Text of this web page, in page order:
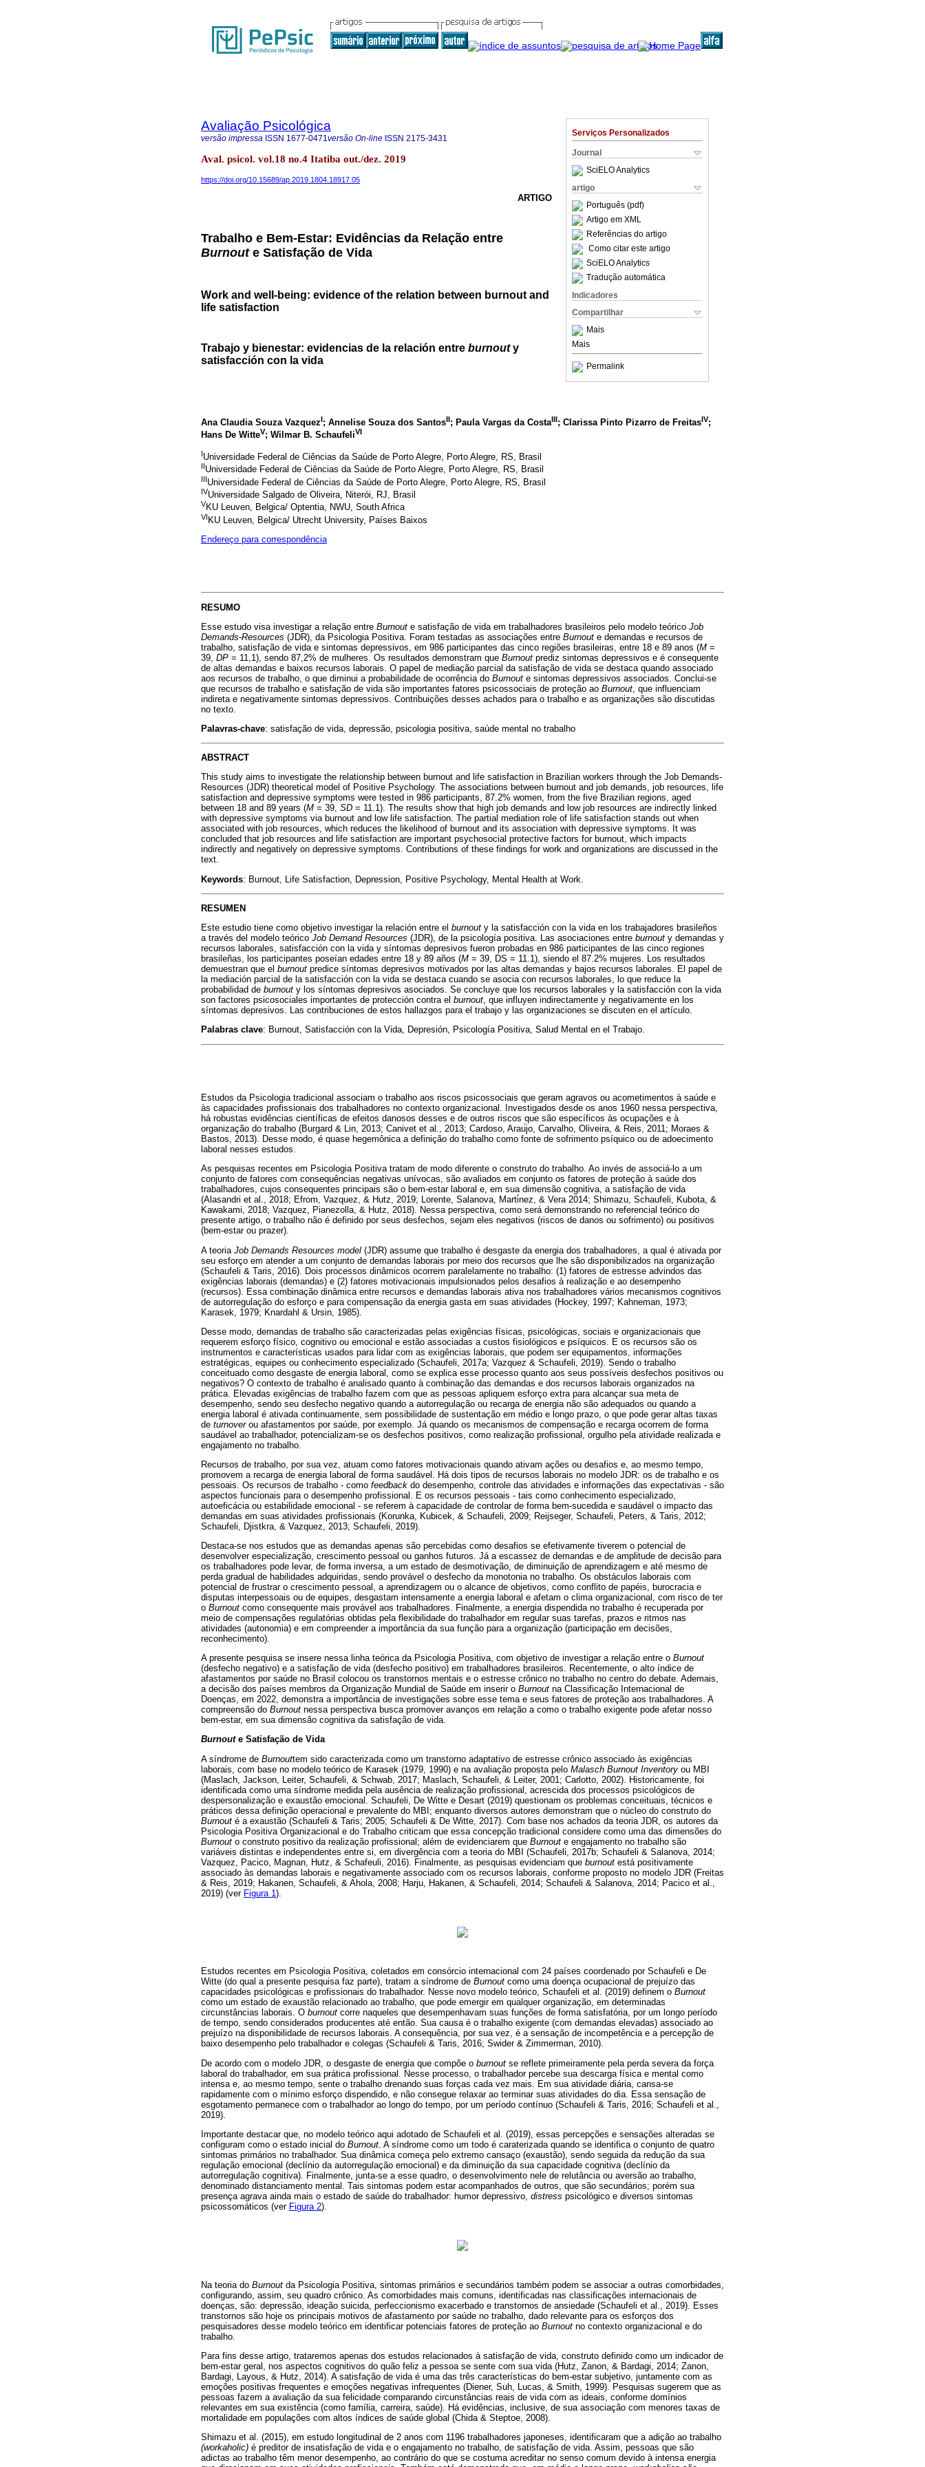
Serviços Personalizados
Journal
SciELO Analytics
artigo
Português (pdf)
Artigo em XML
Referências do artigo
Como citar este artigo
SciELO Analytics
Tradução automática
Indicadores
Compartilhar
Mais
Mais
Permalink
Avaliação Psicológica
versão impressa ISSN 1677-0471versão On-line ISSN 2175-3431
Aval. psicol. vol.18 no.4 Itatiba out./dez. 2019
https://doi.org/10.15689/ap.2019.1804.18917.05
ARTIGO
Trabalho e Bem-Estar: Evidências da Relação entre
Burnoute Satisfação de Vida
Work and well-being: evidence of the relation between burnout and
life satisfaction
Trabajo y bienestar: evidencias de la relación entre burnouty
satisfacción con la vida
Ana Claudia Souza VazquezI; Annelise Souza dos SantosII; Paula Vargas da CostaIII; Clarissa Pinto Pizarro de FreitasIV;
Hans De WitteV; Wilmar B. SchaufeliVI
IUniversidade Federal de Ciências da Saúde de Porto Alegre, Porto Alegre, RS, Brasil
IIUniversidade Federal de Ciências da Saúde de Porto Alegre, Porto Alegre, RS, Brasil
IIIUniversidade Federal de Ciências da Saúde de Porto Alegre, Porto Alegre, RS, Brasil
IVUniversidade Salgado de Oliveira, Niterói, RJ, Brasil
VKU Leuven, Belgica/ Optentia, NWU, South Africa
VIKU Leuven, Belgica/ Utrecht University, Países Baixos
Endereço para correspondência
RESUMO
Esse estudo visa investigar a relação entre Burnout e satisfação de vida em trabalhadores brasileiros pelo modelo teórico Job
Demands-Resources (JDR), da Psicologia Positiva. Foram testadas as associações entre Burnout e demandas e recursos de
trabalho, satisfação de vida e sintomas depressivos, em 986 participantes das cinco regiões brasileiras, entre 18 e 89 anos (M =
39, DP = 11,1), sendo 87,2% de mulheres. Os resultados demonstram que Burnout prediz sintomas depressivos e é consequente
de altas demandas e baixos recursos laborais. O papel de mediação parcial da satisfação de vida se destaca quando associado
aos recursos de trabalho, o que diminui a probabilidade de ocorrência do Burnout e sintomas depressivos associados. Conclui-se
que recursos de trabalho e satisfação de vida são importantes fatores psicossociais de proteção ao Burnout , que influenciam
indireta e negativamente sintomas depressivos. Contribuições desses achados para o trabalho e as organizações são discutidas
no texto.
Palavras-chave: satisfação de vida, depressão, psicologia positiva, saúde mental no trabalho
ABSTRACT
This study aims to investigate the relationship between burnout and life satisfaction in Brazilian workers through the Job Demands-
Resources (JDR) theoretical model of Positive Psychology. The associations between burnout and job demands, job resources, life
satisfaction and depressive symptoms were tested in 986 participants, 87.2% women, from the five Brazilian regions, aged
between 18 and 89 years (M = 39, SD = 11.1). The results show that high job demands and low job resources are indirectly linked
with depressive symptoms via burnout and low life satisfaction. The partial mediation role of life satisfaction stands out when
associated with job resources, which reduces the likelihood of burnout and its association with depressive symptoms. It was
concluded that job resources and life satisfaction are important psychosocial protective factors for burnout, which impacts
indirectly and negatively on depressive symptoms. Contributions of these findings for work and organizations are discussed in the
text.
Keywords: Burnout, Life Satisfaction, Depression, Positive Psychology, Mental Health at Work.
RESUMEN
Este estudio tiene como objetivo investigar la relación entre el burnout y la satisfacción con la vida en los trabajadores brasileños
a través del modelo teórico Job Demand Resources (JDR), de la psicología positiva. Las asociaciones entre burnout y demandas y
recursos laborales, satisfacción con la vida y síntomas depresivos fueron probadas en 986 participantes de las cinco regiones
brasileñas, los participantes poseían edades entre 18 y 89 años (M = 39, DS = 11.1), siendo el 87.2% mujeres. Los resultados
demuestran que el burnout predice síntomas depresivos motivados por las altas demandas y bajos recursos laborales. El papel de
la mediación parcial de la satisfacción con la vida se destaca cuando se asocia con recursos laborales, lo que reduce la
probabilidad de burnout y los síntomas depresivos asociados. Se concluye que los recursos laborales y la satisfacción con la vida
son factores psicosociales importantes de protección contra el burnout, que influyen indirectamente y negativamente en los
síntomas depresivos. Las contribuciones de estos hallazgos para el trabajo y las organizaciones se discuten en el artículo.
Palabras clave: Burnout, Satisfacción con la Vida, Depresión, Psicología Positiva, Salud Mental en el Trabajo.
Estudos da Psicologia tradicional associam o trabalho aos riscos psicossociais que geram agravos ou acometimentos à saúde e
às capacidades profissionais dos trabalhadores no contexto organizacional. Investigados desde os anos 1960 nessa perspectiva,
há robustas evidências científicas de efeitos danosos desses e de outros riscos que são específicos às ocupações e à
organização do trabalho (Burgard & Lin, 2013; Canivet et al., 2013; Cardoso, Araujo, Carvalho, Oliveira, & Reis, 2011; Moraes &
Bastos, 2013). Desse modo, é quase hegemônica a definição do trabalho como fonte de sofrimento psíquico ou de adoecimento
laboral nesses estudos.
As pesquisas recentes em Psicologia Positiva tratam de modo diferente o construto do trabalho. Ao invés de associá-lo a um
conjunto de fatores com consequências negativas unívocas, são avaliados em conjunto os fatores de proteção à saúde dos
trabalhadores, cujos consequentes principais são o bem-estar laboral e, em sua dimensão cognitiva, a satisfação de vida
(Alasandri et al., 2018; Efrom, Vazquez, & Hutz, 2019; Lorente, Salanova, Martinez, & Vera 2014; Shimazu, Schaufeli, Kubota, &
Kawakami, 2018; Vazquez, Pianezolla, & Hutz, 2018). Nessa perspectiva, como será demonstrando no referencial teórico do
presente artigo, o trabalho não é definido por seus desfechos, sejam eles negativos (riscos de danos ou sofrimento) ou positivos
(bem-estar ou prazer).
A teoria Job Demands Resources model (JDR) assume que trabalho é desgaste da energia dos trabalhadores, a qual é ativada por
seu esforço em atender a um conjunto de demandas laborais por meio dos recursos que lhe são disponibilizados na organização
(Schaufeli & Taris, 2016). Dois processos dinâmicos ocorrem paralelamente no trabalho: (1) fatores de estresse advindos das
exigências laborais (demandas) e (2) fatores motivacionais impulsionados pelos desafios à realização e ao desempenho
(recursos). Essa combinação dinâmica entre recursos e demandas laborais ativa nos trabalhadores vários mecanismos cognitivos
de autorregulação do esforço e para compensação da energia gasta em suas atividades (Hockey, 1997; Kahneman, 1973;
Karasek, 1979; Knardahl & Ursin, 1985).
Desse modo, demandas de trabalho são caracterizadas pelas exigências físicas, psicológicas, sociais e organizacionais que
requerem esforço físico, cognitivo ou emocional e estão associadas a custos fisiológicos e psíquicos. E os recursos são os
instrumentos e características usados para lidar com as exigências laborais, que podem ser equipamentos, informações
estratégicas, equipes ou conhecimento especializado (Schaufeli, 2017a; Vazquez & Schaufeli, 2019). Sendo o trabalho
conceituado como desgaste de energia laboral, como se explica esse processo quanto aos seus possíveis desfechos positivos ou
negativos? O contexto de trabalho é analisado quanto à combinação das demandas e dos recursos laborais organizados na
prática. Elevadas exigências de trabalho fazem com que as pessoas apliquem esforço extra para alcançar sua meta de
desempenho, sendo seu desfecho negativo quando a autorregulação ou recarga de energia não são adequados ou quando a
energia laboral é ativada continuamente, sem possibilidade de sustentação em médio e longo prazo, o que pode gerar altas taxas
de turnoverou afastamentos por saúde, por exemplo. Já quando os mecanismos de compensação e recarga ocorrem de forma
saudável ao trabalhador, potencializam-se os desfechos positivos, como realização profissional, orgulho pela atividade realizada e
engajamento no trabalho.
Recursos de trabalho, por sua vez, atuam como fatores motivacionais quando ativam ações ou desafios e, ao mesmo tempo,
promovem a recarga de energia laboral de forma saudável. Há dois tipos de recursos laborais no modelo JDR: os de trabalho e os
pessoais. Os recursos de trabalho - como feedback do desempenho, controle das atividades e informações das expectativas - são
aspectos funcionais para o desempenho profissional. E os recursos pessoais - tais como conhecimento especializado,
autoeficácia ou estabilidade emocional - se referem à capacidade de controlar de forma bem-sucedida e saudável o impacto das
demandas em suas atividades profissionais (Korunka, Kubicek, & Schaufeli, 2009; Reijseger, Schaufeli, Peters, & Taris, 2012;
Schaufeli, Djistkra, & Vazquez, 2013; Schaufeli, 2019).
Destaca-se nos estudos que as demandas apenas são percebidas como desafios se efetivamente tiverem o potencial de
desenvolver especialização, crescimento pessoal ou ganhos futuros. Já a escassez de demandas e de amplitude de decisão para
os trabalhadores pode levar, de forma inversa, a um estado de desmotivação, de diminuição de aprendizagem e até mesmo de
perda gradual de habilidades adquiridas, sendo provável o desfecho da monotonia no trabalho. Os obstáculos laborais com
potencial de frustrar o crescimento pessoal, a aprendizagem ou o alcance de objetivos, como conflito de papéis, burocracia e
disputas interpessoais ou de equipes, desgastam intensamente a energia laboral e afetam o clima organizacional, com risco de ter
o Burnout como consequente mais provável aos trabalhadores. Finalmente, a energia dispendida no trabalho é recuperada por
meio de compensações regulatórias obtidas pela flexibilidade do trabalhador em regular suas tarefas, prazos e ritmos nas
atividades (autonomia) e em compreender a importância da sua função para a organização (participação em decisões,
reconhecimento).
A presente pesquisa se insere nessa linha teórica da Psicologia Positiva, com objetivo de investigar a relação entre o Burnout
(desfecho negativo) e a satisfação de vida (desfecho positivo) em trabalhadores brasileiros. Recentemente, o alto índice de
afastamentos por saúde no Brasil colocou os transtornos mentais e o estresse crônico no trabalho no centro do debate. Ademais,
a decisão dos países membros da Organização Mundial de Saúde em inserir o Burnout na Classificação Internacional de
Doenças, em 2022, demonstra a importância de investigações sobre esse tema e seus fatores de proteção aos trabalhadores. A
compreensão do Burnout nessa perspectiva busca promover avanços em relação a como o trabalho exigente pode afetar nosso
bem-estar, em sua dimensão cognitiva da satisfação de vida.
Burnout e Satisfação de Vida
A síndrome de Burnouttem sido caracterizada como um transtorno adaptativo de estresse crônico associado às exigências
laborais, com base no modelo teórico de Karasek (1979, 1990) e na avaliação proposta pelo Malasch Burnout Inventory ou MBI
(Maslach, Jackson, Leiter, Schaufeli, & Schwab, 2017; Maslach, Schaufeli, & Leiter, 2001; Carlotto, 2002). Historicamente, foi
identificada como uma síndrome medida pela ausência de realização profissional, acrescida dos processos psicológicos de
despersonalização e exaustão emocional. Schaufeli, De Witte e Desart (2019) questionam os problemas conceituais, técnicos e
práticos dessa definição operacional e prevalente do MBI; enquanto diversos autores demonstram que o núcleo do construto do
Burnout é a exaustão (Schaufeli & Taris; 2005; Schaufeli & De Witte, 2017). Com base nos achados da teoria JDR, os autores da
Psicologia Positiva Organizacional e do Trabalho criticam que essa concepção tradicional considere como uma das dimensões do
Burnout o construto positivo da realização profissional; além de evidenciarem que Burnout e engajamento no trabalho são
variáveis distintas e independentes entre si, em divergência com a teoria do MBI (Schaufeli, 2017b; Schaufeli & Salanova, 2014;
Vazquez, Pacico, Magnan, Hutz, & Schafeuli, 2016). Finalmente, as pesquisas evidenciam que burnout está positivamente
associado às demandas laborais e negativamente associado com os recursos laborais, conforme proposto no modelo JDR (Freitas
& Reis, 2019; Hakanen, Schaufeli, & Ahola, 2008; Harju, Hakanen, & Schaufeli, 2014; Schaufeli & Salanova, 2014; Pacico et al.,
2019) (ver Figura 1).
Estudos recentes em Psicologia Positiva, coletados em consórcio internacional com 24 países coordenado por Schaufeli e De
Witte (do qual a presente pesquisa faz parte), tratam a síndrome de Burnout como uma doença ocupacional de prejuízo das
capacidades psicológicas e profissionais do trabalhador. Nesse novo modelo teórico, Schaufeli et al. (2019) definem o Burnout
como um estado de exaustão relacionado ao trabalho, que pode emergir em qualquer organização, em determinadas
circunstâncias laborais. O burnout corre naqueles que desempenhavam suas funções de forma satisfatória, por um longo período
de tempo, sendo considerados producentes até então. Sua causa é o trabalho exigente (com demandas elevadas) associado ao
prejuízo na disponibilidade de recursos laborais. A consequência, por sua vez, é a sensação de incompetência e a percepção de
baixo desempenho pelo trabalhador e colegas (Schaufeli & Taris, 2016; Swider & Zimmerman, 2010).
De acordo com o modelo JDR, o desgaste de energia que compõe o burnout se reflete primeiramente pela perda severa da força
laboral do trabalhador, em sua prática profissional. Nesse processo, o trabalhador percebe sua descarga física e mental como
intensa e, ao mesmo tempo, sente o trabalho drenando suas forças cada vez mais. Em sua atividade diária, cansa-se
rapidamente com o mínimo esforço dispendido, e não consegue relaxar ao terminar suas atividades do dia. Essa sensação de
esgotamento permanece com o trabalhador ao longo do tempo, por um período contínuo (Schaufeli & Taris, 2016; Schaufeli et al.,
2019).
Importante destacar que, no modelo teórico aqui adotado de Schaufeli et al. (2019), essas percepções e sensações alteradas se
configuram como o estado inicial do Burnout . A síndrome como um todo é caraterizada quando se identifica o conjunto de quatro
sintomas primários no trabalhador. Sua dinâmica começa pelo extremo cansaço (exaustão), sendo seguida da redução da sua
regulação emocional (declínio da autorregulação emocional) e da diminuição da sua capacidade cognitiva (declínio da
autorregulação cognitiva). Finalmente, junta-se a esse quadro, o desenvolvimento nele de relutância ou aversão ao trabalho,
denominado distanciamento mental. Tais sintomas podem estar acompanhados de outros, que são secundários; porém sua
presença agrava ainda mais o estado de saúde do trabalhador: humor depressivo, distress psicológico e diversos sintomas
psicossomáticos (ver Figura 2).
Na teoria do Burnout da Psicologia Positiva, sintomas primários e secundários também podem se associar a outras comorbidades,
configurando, assim, seu quadro crônico. As comorbidades mais comuns, identificadas nas classificações internacionais de
doenças, são: depressão, ideação suicida, perfeccionismo exacerbado e transtornos de ansiedade (Schaufeli et al., 2019). Esses
transtornos são hoje os principais motivos de afastamento por saúde no trabalho, dado relevante para os esforços dos
pesquisadores desse modelo teórico em identificar potenciais fatores de proteção ao Burnout no contexto organizacional e do
trabalho.
Para fins desse artigo, trataremos apenas dos estudos relacionados à satisfação de vida, construto definido como um indicador de
bem-estar geral, nos aspectos cognitivos do quão feliz a pessoa se sente com sua vida (Hutz, Zanon, & Bardagi, 2014; Zanon,
Bardagi, Layous, & Hutz, 2014). A satisfação de vida é uma das três características do bem-estar subjetivo, juntamente com as
emoções positivas frequentes e emoções negativas infrequentes (Diener, Suh, Lucas, & Smith, 1999). Pesquisas sugerem que as
pessoas fazem a avaliação da sua felicidade comparando circunstâncias reais de vida com as ideais, conforme domínios
relevantes em sua existência (como família, carreira, saúde). Há evidências, inclusive, de sua associação com menores taxas de
mortalidade em populações com altos índices de saúde global (Chida & Steptoe, 2008).
Shimazu et al. (2015), em estudo longitudinal de 2 anos com 1196 trabalhadores japoneses, identificaram que a adição ao trabalho
(workaholic) é preditor de insatisfação de vida e o engajamento no trabalho, de satisfação de vida. Assim, pessoas que são
adictas ao trabalho têm menor desempenho, ao contrário do que se costuma acreditar no senso comum devido à intensa energia